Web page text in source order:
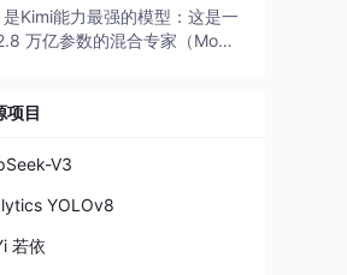
生立体声音频的视频。得益于
泛化的系统设计，H3 在预训练
。
Kimi能力最强的模型：这是一
万亿参数的混合专家（Mo
项目
V3
YOLOv8
若依